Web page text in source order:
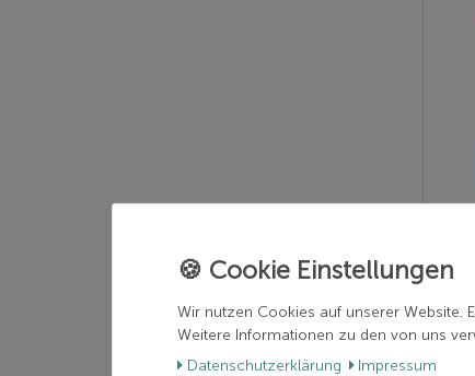
Wir nutzen Cookies auf unserer Website.
Weitere Informationen zu den von uns
Daten­schutz­erklärung
Impressum